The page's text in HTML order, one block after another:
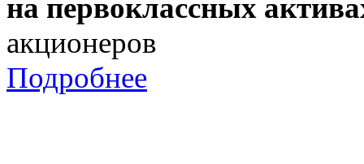
на первоклассных
акционеров
Подробнее